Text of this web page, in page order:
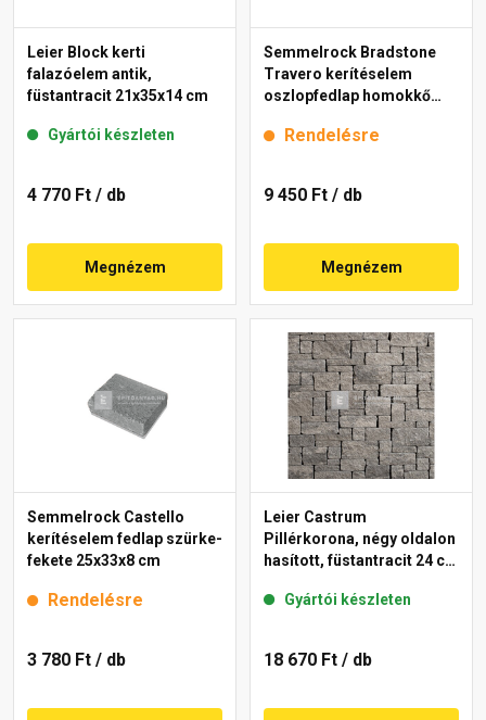
Leier Block kerti
falazóelem antik,
füstantracit 21x35x14 cm
Gyártói készleten
4 770 Ft / db
Megnézem
Semmelrock Bradstone
Travero kerítéselem
oszlopfedlap homokkő
Rendelésre
9 450 Ft / db
Megnézem
Semmelrock Castello
kerítéselem fedlap szürke-
fekete 25x33x8 cm
Rendelésre
3 780 Ft / db
Leier Castrum
Pillérkorona, négy oldalon
hasított, füstantracit 24 cm
Gyártói készleten
18 670 Ft / db